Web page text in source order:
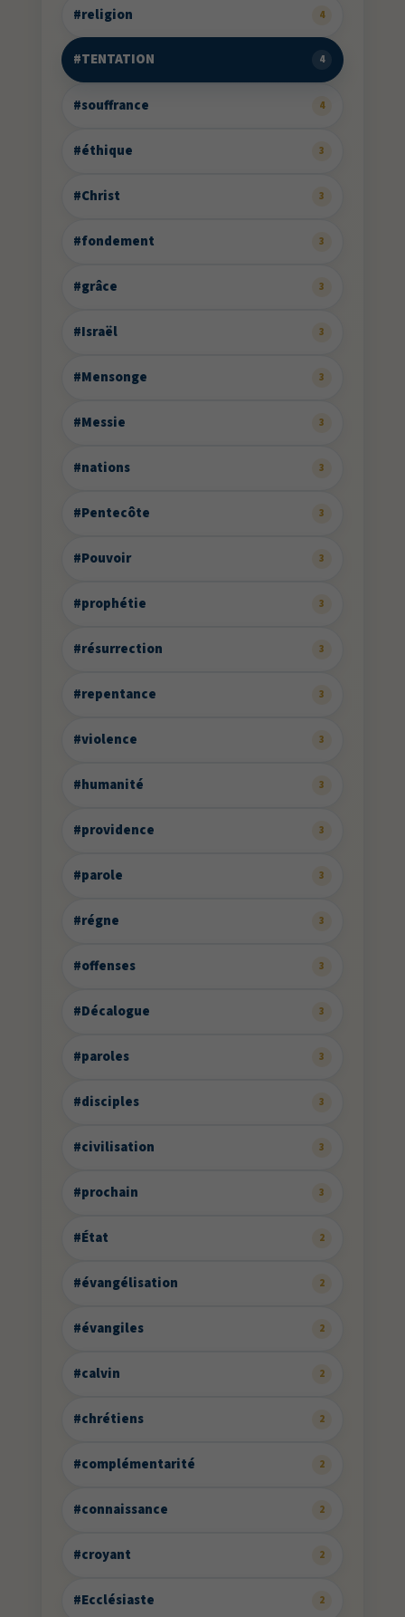
#religion 4
#TENTATION 4
#souffrance 4
#éthique 3
#Christ 3
#fondement 3
#grâce 3
#Israël 3
#Mensonge 3
#Messie 3
#nations 3
#Pentecôte 3
#Pouvoir 3
#prophétie 3
#résurrection 3
#repentance 3
#violence 3
#humanité 3
#providence 3
#parole 3
#régne 3
#offenses 3
#Décalogue 3
#paroles 3
#disciples 3
#civilisation 3
#prochain 3
#État 2
#évangélisation 2
#évangiles 2
#calvin 2
#chrétiens 2
#complémentarité 2
#connaissance 2
#croyant 2
#Ecclésiaste 2